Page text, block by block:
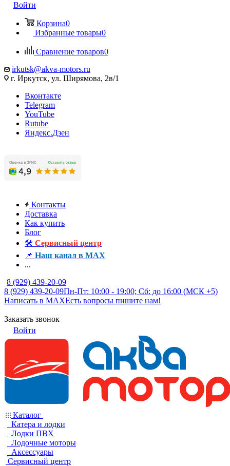
Войти
Корзина0
Избранные товары0
Сравнение товаров0
irkutsk@akva-motors.ru
г. Иркутск, ул. Ширямова, 2в/1
Вконтакте
Telegram
YouTube
Rutube
Яндекс.Дзен
Контакты
Доставка
Как купить
Блог
🛠️ Сервисный центр
📌 Наш канал в MAX
...
8 (929) 439-20-09
8 (929) 439-20-09Пн-Пт: 10:00 - 19:00; Сб: до 16:00 (МСК +5)
Написать в MAXЕсть вопросы пишите нам!
Заказать звонок
Войти
Каталог
Катера и лодки
Лодки ПВХ
Лодочные моторы
Аксессуары
Сервисный центр